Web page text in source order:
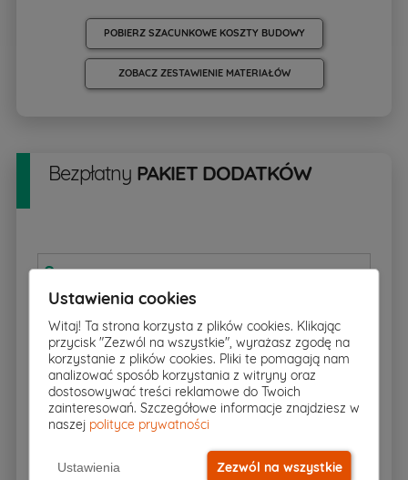
POBIERZ SZACUNKOWE KOSZTY BUDOWY
ZOBACZ ZESTAWIENIE MATERIAŁÓW
Bezpłatny PAKIET DODATKÓW
Charakterystyka energetyczna
Zgoda na zmiany
Ustawienia cookies
Witaj! Ta strona korzysta z plików cookies. Klikając
przycisk "Zezwól na wszystkie", wyrażasz zgodę na
korzystanie z plików cookies. Pliki te pomagają nam
analizować sposób korzystania z witryny oraz
dostosowywać treści reklamowe do Twoich
zainteresowań. Szczegółowe informacje znajdziesz w
naszej polityce prywatności
Ustawienia Zezwól na wszystkie